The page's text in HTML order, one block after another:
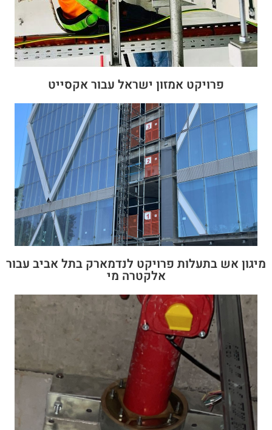
פרויקט אמזון ישראל עבור אקסייט
מיגון אש בתעלות פרויקט לנדמארק בתל אביב עבור
אלקטרה מי